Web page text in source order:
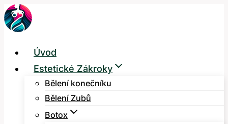
Přeskočit
na
Úvod
Estetické Zákroky
Bělení konečníku
Bělení Zubů
Botox